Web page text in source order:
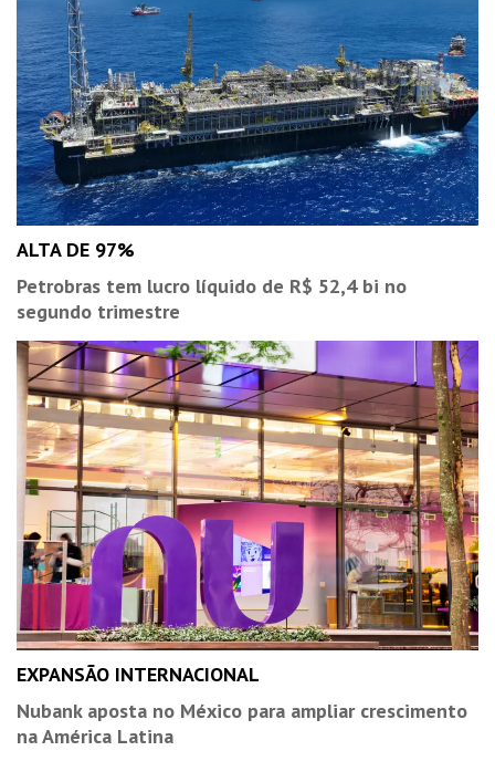
ALTA DE 97%
Petrobras tem lucro líquido de R$ 52,4 bi no
segundo trimestre
EXPANSÃO INTERNACIONAL
Nubank aposta no México para ampliar crescimento
na América Latina